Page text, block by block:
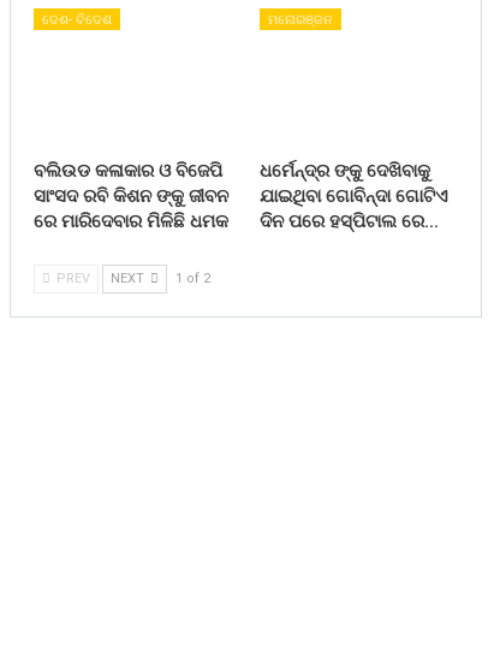
ଦେଶ- ବିଦେଶ
ବଲିଉଡ କଳାକାର ଓ ବିଜେପି
ସାଂସଦ ରବି କିଶନ ଙ୍କୁ ଜୀବନ
ରେ ମାରିଦେବାର ମିଳିଛି ଧମକ
ମନୋରଞ୍ଜନ
ଧର୍ମେନ୍ଦ୍ର ଙ୍କୁ ଦେଖିବାକୁ
ଯାଇଥିବା ଗୋବିନ୍ଦା ଗୋଟିଏ
ଦିନ ପରେ ହସ୍ପିଟାଲ ରେ…
PREV NEXT 1 of 2